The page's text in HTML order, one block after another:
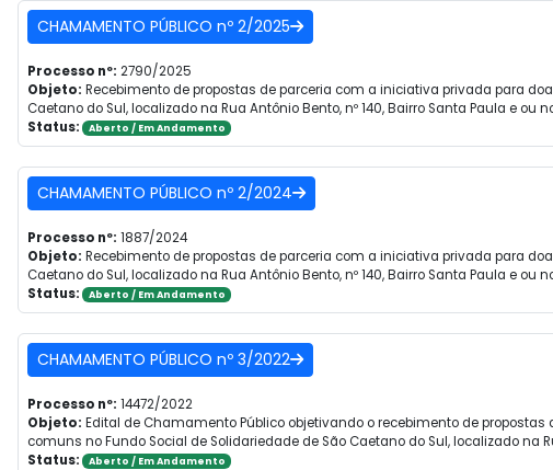
CHAMAMENTO PÚBLICO nº 2/2025
Processo nº: 2790/2025
Objeto: Recebimento de propostas de parceria com a iniciativa privada para
Caetano do Sul, localizado na Rua Antônio Bento, nº 140, Bairro Santa Paula e ou
Status:
Aberto / Em Andamento
CHAMAMENTO PÚBLICO nº 2/2024
Processo nº: 1887/2024
Objeto: Recebimento de propostas de parceria com a iniciativa privada para
Caetano do Sul, localizado na Rua Antônio Bento, nº 140, Bairro Santa Paula e ou
Status:
Aberto / Em Andamento
CHAMAMENTO PÚBLICO nº 3/2022
Processo nº: 14472/2022
Objeto: Edital de Chamamento Público objetivando o recebimento de
comuns no Fundo Social de Solidariedade de São Caetano do Sul, localizado na
Status:
Aberto / Em Andamento